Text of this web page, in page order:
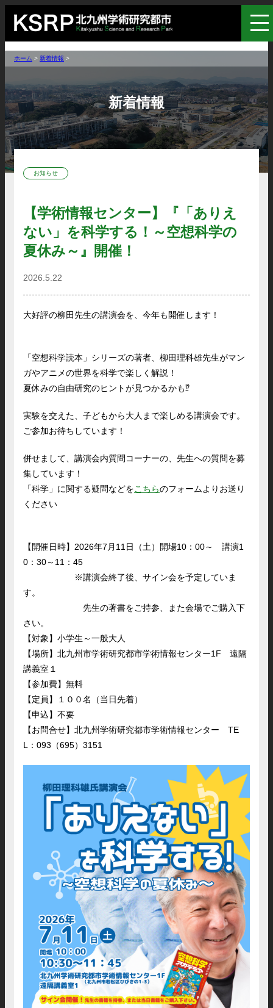
ホーム >新着情報 >
新着情報
お知らせ
【学術情報センター】『「ありえ
ない」を科学する！～空想科学の
夏休み～』開催！
2026.5.22
大好評の柳田先生の講演会を、今年も開催します！
「空想科学読本」シリーズの著者、柳田理科雄先生がマン
ガやアニメの世界を科学で楽しく解説！
夏休みの自由研究のヒントが見つかるかも⁉
実験を交えた、子どもから大人まで楽しめる講演会です。
ご参加お待ちしています！
併せまして、講演会内質問コーナーの、先生への質問を募
集しています！
「科学」に関する疑問などをこちらのフォームよりお送り
ください
【開催日時】2026年7月11日（土）開場10：00～ 講演1
0：30～11：45
※講演会終了後、サイン会を予定していま
す。
先生の著書をご持参、また会場でご購入下
さい。
【対象】小学生～一般大人
【場所】北九州市学術研究都市学術情報センター1F 遠隔
講義室１
【参加費】無料
【定員】１００名（当日先着）
【申込】不要
【お問合せ】北九州学術研究都市学術情報センター TE
L：093（695）3151